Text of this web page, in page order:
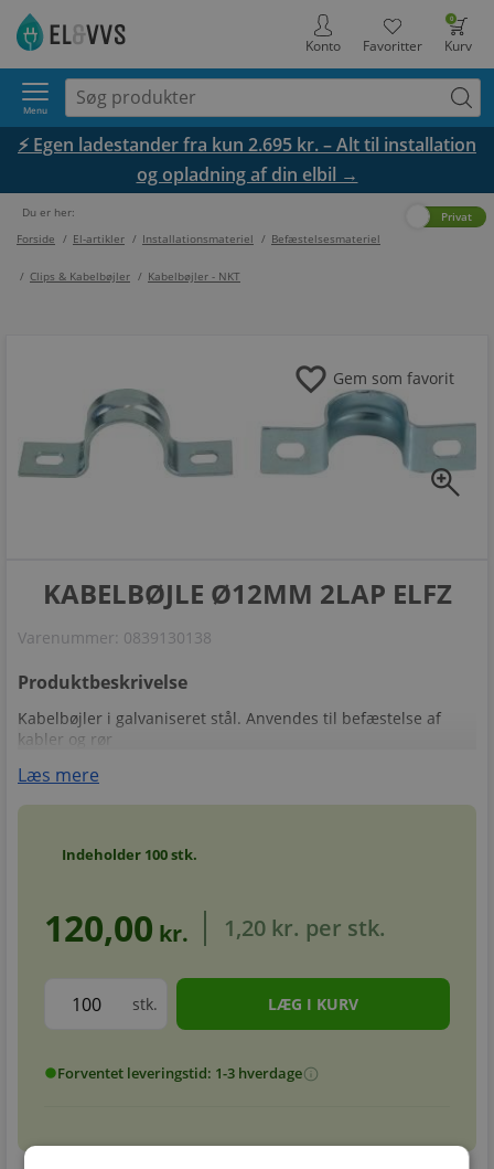
0
Kurv
Favoritter
Konto
Menu
⚡ Egen ladestander fra kun 2.695 kr. – Alt til installation
og opladning af din elbil →
Du er her:
Forside / El-artikler / Installationsmateriel / Befæstelsesmateriel
/ Clips & Kabelbøjler / Kabelbøjler - NKT
Privat
zoom_in
favorite Gem som favorit
KABELBØJLE Ø12MM 2LAP ELFZ
Varenummer: 0839130138
Produktbeskrivelse
Kabelbøjler i galvaniseret stål. Anvendes til befæstelse af
kabler og rør
Læs mere
Indeholder 100stk.
120,00 kr. 1,20 kr. per stk.
stk.
circleForventet leveringstid: 1-3 hverdageinfo